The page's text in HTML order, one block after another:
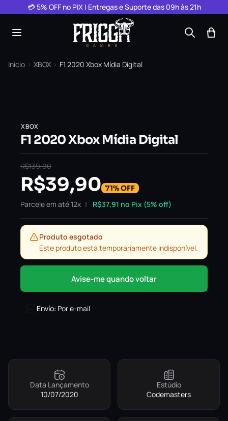
Pular para o conteúdo
💳 5% OFF no PIX | Entregas e Suporte das 09h às 21h
Início › XBOX › F1 2020 Xbox Mídia Digital
XBOX
F1 2020 Xbox Mídia Digital
R$139,90
R$39,90 71% OFF
Parcele em até 12x R$37,91 no Pix (5% off)
Produto esgotado
Este produto está temporariamente indisponível.
Avise-me quando voltar
Envío: Por e-mail
Data Lançamento
10/07/2020
Estúdio
Codemasters